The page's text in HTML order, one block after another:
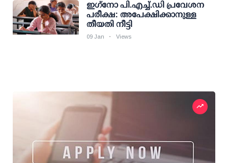
ഇഗ്‌നോ പി.എച്ച്.ഡി പ്രവേശന
പരീക്ഷ: അപേക്ഷിക്കാനുള്ള
തീയതി നീട്ടി
09 Jan Views